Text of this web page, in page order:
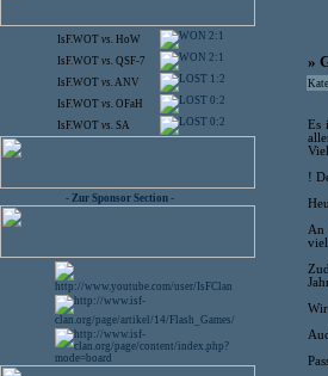
IsF.WOT vs. HoW 2:1
IsF.WOT vs. QSF-7 2:1
IsF.WOT vs.ANV 1:2
IsF.WOT vs. OFaH 0:2
IsF.WOT vs. SA 0:2
- Zur Sponsor Section -
»
Es
!
An